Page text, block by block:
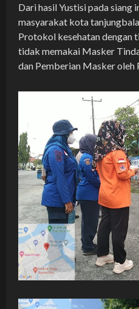
Dari hasil Yustisi pada siang
masyarakat kota
Protokol kesehatan dengan
tidak memakai Masker
dan Pemberian Masker oleh